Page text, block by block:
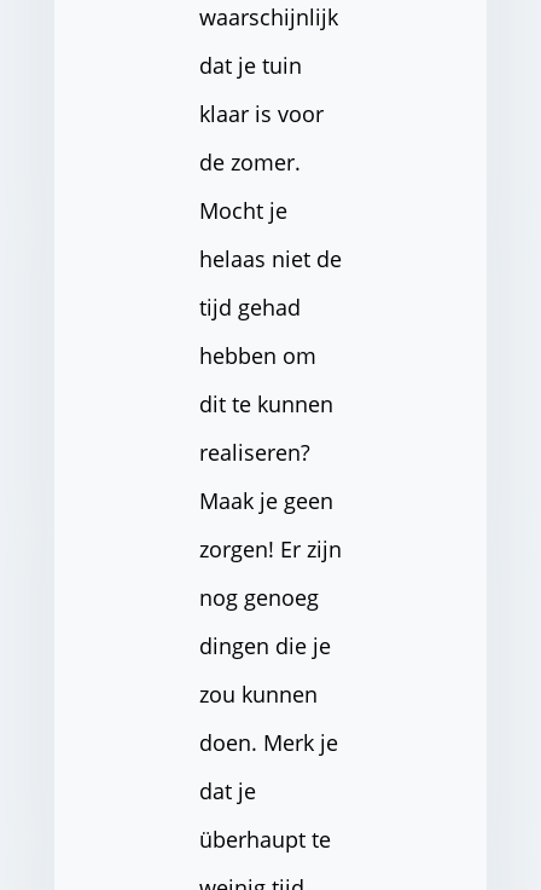
waarschijnlijk
dat je tuin
klaar is voor
de zomer.
Mocht je
helaas niet de
tijd gehad
hebben om
dit te kunnen
realiseren?
Maak je geen
zorgen! Er zijn
nog genoeg
dingen die je
zou kunnen
doen. Merk je
dat je
überhaupt te